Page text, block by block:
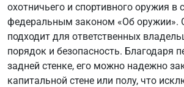
охотничьего и спортивного оружия в
федеральным законом «Об оружии».
подходит для ответственных
порядок и безопасность. Благодаря
задней стенке, его можно надежно
капитальной стене или полу, что